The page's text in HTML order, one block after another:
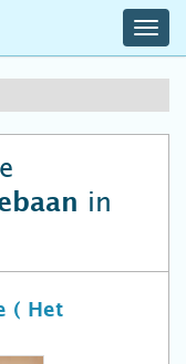
in
( Het